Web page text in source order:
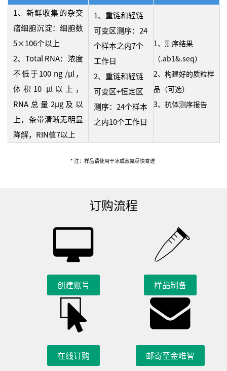
1、新鲜收集的杂交
瘤细胞沉淀：细胞数
5×106个以上
2、Total RNA：浓度
不低于100 ng /μl，
体积10 μl以上，
RNA总量2μg及以
上，条带清晰无明显
降解，RIN值7以上
1、重链和轻链
可变区测序：24
个样本之内7个
工作日
2、重链和轻链
可变区+恒定区
测序：24个样本
之内10个工作日
1、测序结果
（.ab1&.seq）
2、构建好的质粒样
品（可选）
3、抗体测序报告
* 注：样品请使用干冰或液氮尽快寄送
订购流程
创建账号 样品制备
在线订购 邮寄至金唯智